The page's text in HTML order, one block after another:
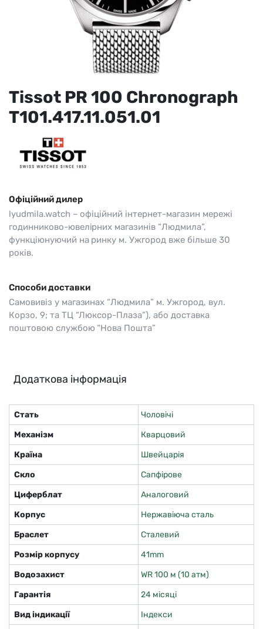
Tissot PR 100 Chronograph
T101.417.11.051.01
Офіційний дилер
lyudmila.watch – офіційний інтернет-магазин мережі
годинниково-ювелірних магазинів “Людмила”,
функціюнуючий на ринку м. Ужгород вже більше 30
років.
Способи доставки
Самовивіз у магазинах “Людмила” м. Ужгород, вул.
Корзо, 9; та ТЦ “Люксор-Плаза”), або доставка
поштовою службою “Нова Пошта”
Додаткова інформація
Стать
Чоловічі
Механізм
Кварцовий
Країна
Швейцарія
Скло
Сапфірове
Циферблат
Аналоговий
Корпус
Нержавіюча сталь
Браслет
Сталевий
Розмір корпусу
41mm
Водозахист
WR 100 м (10 атм)
Гарантія
24 місяці
Вид індикації
Індекси